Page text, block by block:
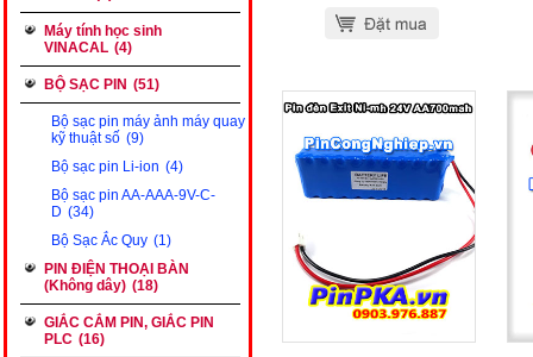
Máy tính học sinh
VINACAL (4)
BỘ SẠC PIN (51)
Bộ sạc pin máy ảnh máy quay
kỹ thuật số (9)
Bộ sạc pin Li-ion (4)
Bộ sạc pin AA-AAA-9V-C-
D (34)
Bộ Sạc Ắc Quy (1)
PIN ĐIỆN THOẠI BÀN
(Không dây) (18)
GIẮC CẮM PIN, GIẮC PIN
PLC (16)